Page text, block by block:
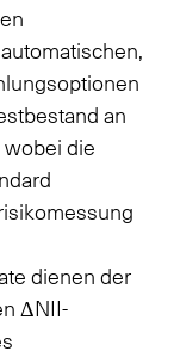
an
wobei die
dienen der
ΔNII-